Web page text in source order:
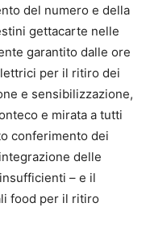
del numero e della
gettacarte nelle
garantito dalle ore
per il ritiro dei
e sensibilizzazione,
e mirata a tutti
conferimento dei
delle
– e il
food per il ritiro